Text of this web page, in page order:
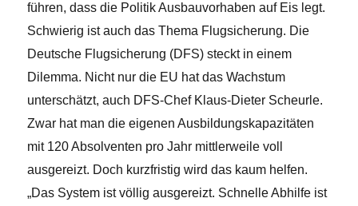
führen, dass die Politik Ausbauvorhaben auf Eis legt.
Schwierig ist auch das Thema Flugsicherung. Die
Deutsche Flugsicherung (DFS) steckt in einem
Dilemma. Nicht nur die EU hat das Wachstum
unterschätzt, auch DFS-Chef Klaus-Dieter Scheurle.
Zwar hat man die eigenen Ausbildungskapazitäten
mit 120 Absolventen pro Jahr mittlerweile voll
ausgereizt. Doch kurzfristig wird das kaum helfen.
„Das System ist völlig ausgereizt. Schnelle Abhilfe ist